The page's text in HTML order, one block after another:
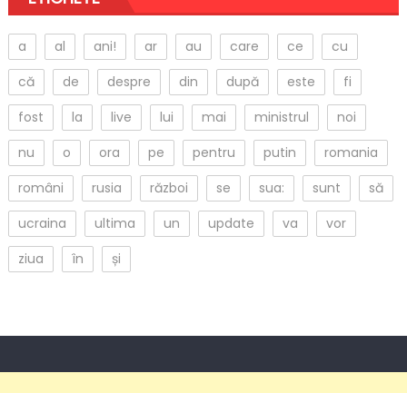
a al ani! ar au care ce
cu
că
de despre din după este
fi
fost
la live lui mai ministrul
noi
nu
o ora pe pentru putin
romania
români
rusia război se sua: sunt
să
ucraina
ultima un update va
vor
ziua
în și